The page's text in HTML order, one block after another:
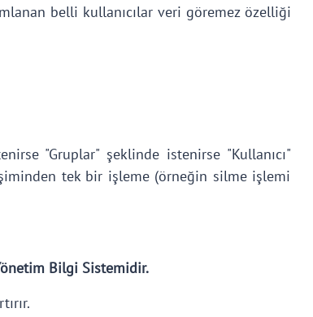
belli kullanıcılar veri göremez özelliği
"Gruplar" şeklinde istenirse "Kullanıcı"
tek bir işleme (örneğin silme işlemi
Bilgi Sistemidir.